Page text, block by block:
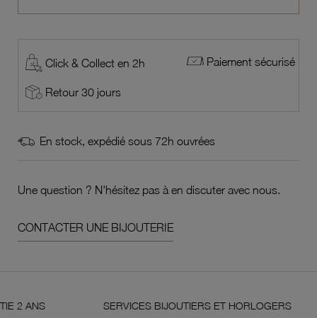
Click & Collect en 2h Paiement sécurisé
Retour 30 jours
En stock, expédié sous 72h ouvrées
Une question ? N'hésitez pas à en discuter avec nous.
CONTACTER UNE BIJOUTERIE
SERVICES BIJOUTIERS ET HORLOGERS